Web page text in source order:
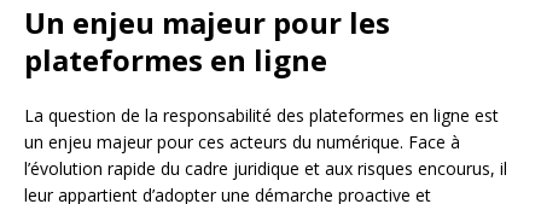
Un enjeu majeur pour les
plateformes en ligne
La question de la responsabilité des plateformes en ligne est
un enjeu majeur pour ces acteurs du numérique. Face à
l’évolution rapide du cadre juridique et aux risques encourus, il
leur appartient d’adopter une démarche proactive et